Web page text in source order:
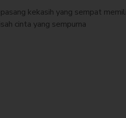
kekasih yang sempat
cinta yang sempurna